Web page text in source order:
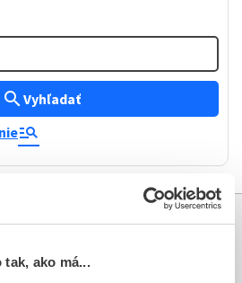
ako má...
searchVyhľadať
manage_search